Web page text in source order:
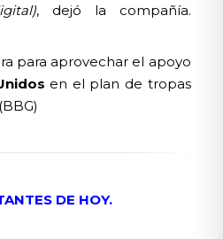
, dejó la compañía.
para aprovechar el apoyo
en el plan de tropas
DE HOY.